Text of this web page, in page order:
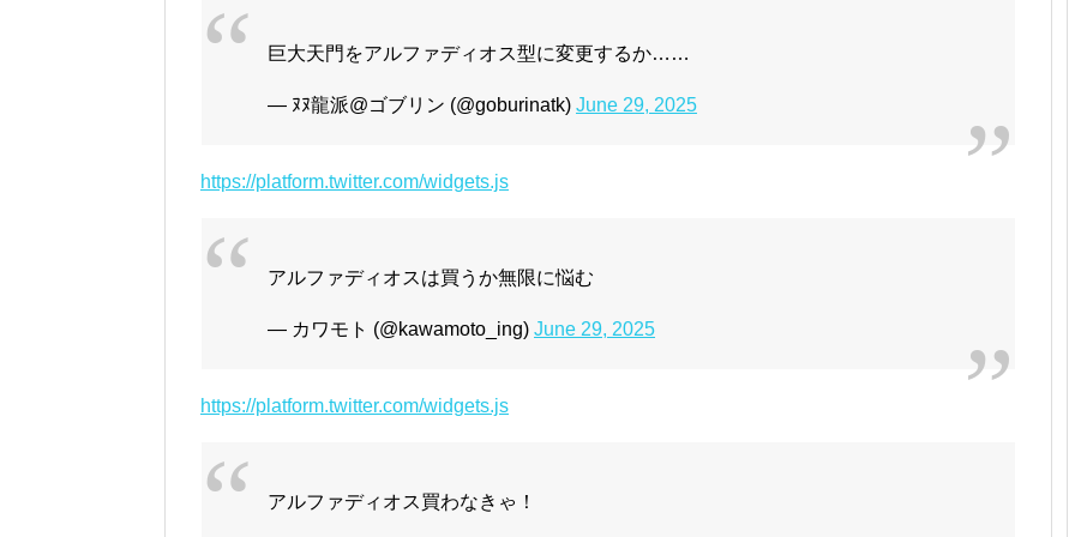
巨大天門をアルファディオス型に変更するか……
— ﾇﾇ龍派@ゴブリン (@goburinatk) June 29, 2025
https://platform.twitter.com/widgets.js
アルファディオスは買うか無限に悩む
— カワモト (@kawamoto_ing) June 29, 2025
https://platform.twitter.com/widgets.js
アルファディオス買わなきゃ！